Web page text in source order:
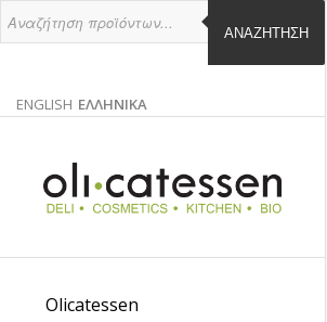
ΑΝΑΖΉΤΗΣΗ
ENGLISH ΕΛΛΗΝΙΚΑ
EL
Olicatessen